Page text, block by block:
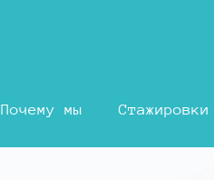
Почему мы Стажировки